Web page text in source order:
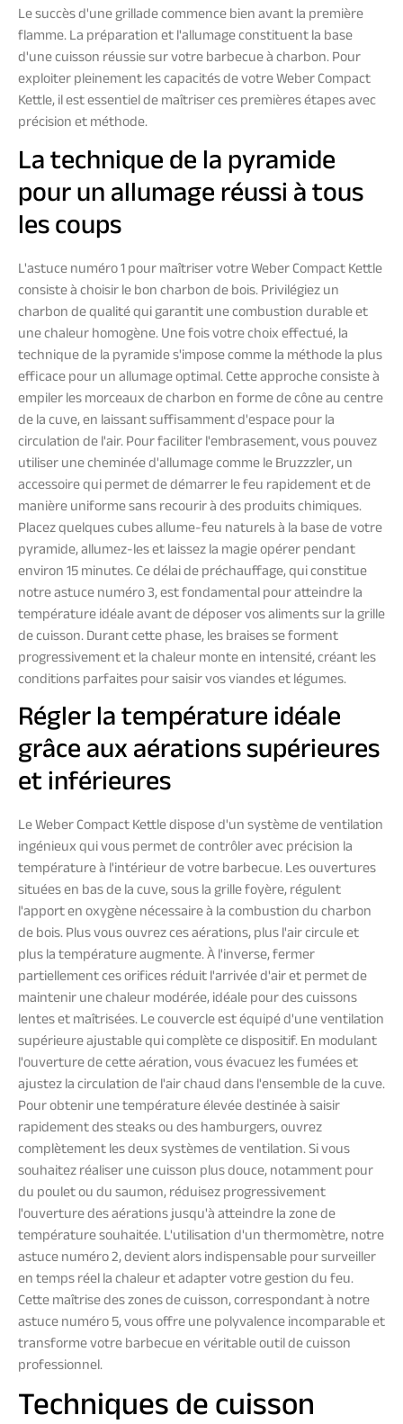
Le succès d'une grillade commence bien avant la première
flamme. La préparation et l'allumage constituent la base
d'une cuisson réussie sur votre barbecue à charbon. Pour
exploiter pleinement les capacités de votre Weber Compact
Kettle, il est essentiel de maîtriser ces premières étapes avec
précision et méthode.
La technique de la pyramide
pour un allumage réussi à tous
les coups
L'astuce numéro 1 pour maîtriser votre Weber Compact Kettle
consiste à choisir le bon charbon de bois. Privilégiez un
charbon de qualité qui garantit une combustion durable et
une chaleur homogène. Une fois votre choix effectué, la
technique de la pyramide s'impose comme la méthode la plus
efficace pour un allumage optimal. Cette approche consiste à
empiler les morceaux de charbon en forme de cône au centre
de la cuve, en laissant suffisamment d'espace pour la
circulation de l'air. Pour faciliter l'embrasement, vous pouvez
utiliser une cheminée d'allumage comme le Bruzzzler, un
accessoire qui permet de démarrer le feu rapidement et de
manière uniforme sans recourir à des produits chimiques.
Placez quelques cubes allume-feu naturels à la base de votre
pyramide, allumez-les et laissez la magie opérer pendant
environ 15 minutes. Ce délai de préchauffage, qui constitue
notre astuce numéro 3, est fondamental pour atteindre la
température idéale avant de déposer vos aliments sur la grille
de cuisson. Durant cette phase, les braises se forment
progressivement et la chaleur monte en intensité, créant les
conditions parfaites pour saisir vos viandes et légumes.
Régler la température idéale
grâce aux aérations supérieures
et inférieures
Le Weber Compact Kettle dispose d'un système de ventilation
ingénieux qui vous permet de contrôler avec précision la
température à l'intérieur de votre barbecue. Les ouvertures
situées en bas de la cuve, sous la grille foyère, régulent
l'apport en oxygène nécessaire à la combustion du charbon
de bois. Plus vous ouvrez ces aérations, plus l'air circule et
plus la température augmente. À l'inverse, fermer
partiellement ces orifices réduit l'arrivée d'air et permet de
maintenir une chaleur modérée, idéale pour des cuissons
lentes et maîtrisées. Le couvercle est équipé d'une ventilation
supérieure ajustable qui complète ce dispositif. En modulant
l'ouverture de cette aération, vous évacuez les fumées et
ajustez la circulation de l'air chaud dans l'ensemble de la cuve.
Pour obtenir une température élevée destinée à saisir
rapidement des steaks ou des hamburgers, ouvrez
complètement les deux systèmes de ventilation. Si vous
souhaitez réaliser une cuisson plus douce, notamment pour
du poulet ou du saumon, réduisez progressivement
l'ouverture des aérations jusqu'à atteindre la zone de
température souhaitée. L'utilisation d'un thermomètre, notre
astuce numéro 2, devient alors indispensable pour surveiller
en temps réel la chaleur et adapter votre gestion du feu.
Cette maîtrise des zones de cuisson, correspondant à notre
astuce numéro 5, vous offre une polyvalence incomparable et
transforme votre barbecue en véritable outil de cuisson
professionnel.
Techniques de cuisson